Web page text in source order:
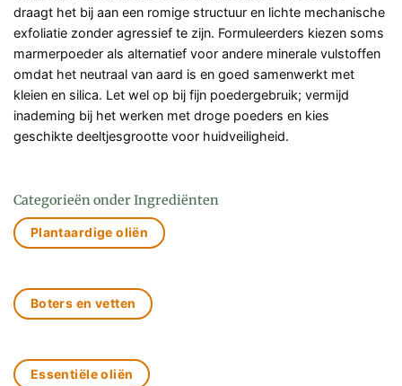
draagt het bij aan een romige structuur en lichte mechanische
exfoliatie zonder agressief te zijn. Formuleerders kiezen soms
marmerpoeder als alternatief voor andere minerale vulstoffen
omdat het neutraal van aard is en goed samenwerkt met
kleien en silica. Let wel op bij fijn poedergebruik; vermijd
inademing bij het werken met droge poeders en kies
geschikte deeltjesgrootte voor huidveiligheid.
Categorieën onder Ingrediënten
Plantaardige oliën
Boters en vetten
Essentiële oliën